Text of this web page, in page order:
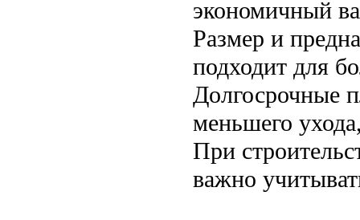
экономичный
Размер и
подходит для
Долгосрочные
меньшего
При
важно